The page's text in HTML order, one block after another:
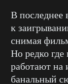
В последнее
к
снимая
Но редко
работают
банальный